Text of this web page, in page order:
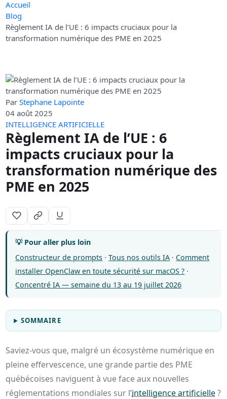
Accueil
Blog
Règlement IA de l’UE : 6 impacts cruciaux pour la
transformation numérique des PME en 2025
ParStephane Lapointe
04 août 2025
INTELLIGENCE ARTIFICIELLE
Règlement IA de l’UE : 6
impacts cruciaux pour la
transformation numérique des
PME en 2025
💡 Pour aller plus loin
Constructeur de prompts ·Tous nos outils IA · Comment
installer OpenClaw en toute sécurité sur macOS ? ·
Concentré IA — semaine du 13 au 19 juillet 2026
SOMMAIRE
Saviez-vous que, malgré un écosystème numérique en
pleine effervescence, une grande partie des PME
québécoises naviguent à vue face aux nouvelles
réglementations mondiales sur l’intelligence artificielle?